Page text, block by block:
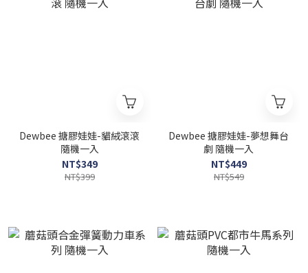
Dewbee 搪膠娃娃-貓絨滾滾
隨機一入
NT$349
NT$399
Dewbee 搪膠娃娃-夢想舞台
劇 隨機一入
NT$449
NT$549